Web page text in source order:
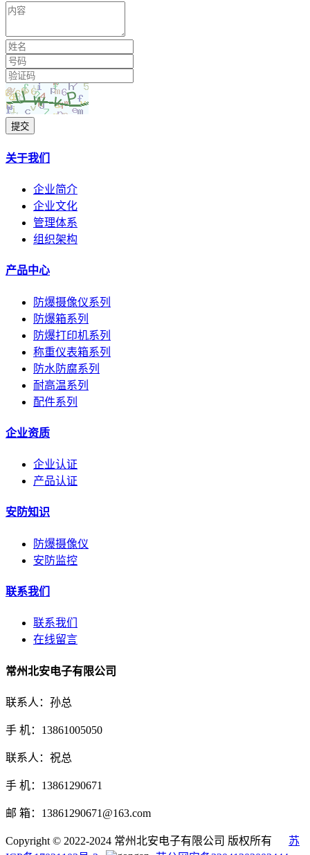
提交
关于我们
企业简介
企业文化
管理体系
组织架构
产品中心
防爆摄像仪系列
防爆箱系列
防爆打印机系列
称重仪表箱系列
防水防腐系列
耐高温系列
配件系列
企业资质
企业认证
产品认证
安防知识
防爆摄像仪
安防监控
联系我们
联系我们
在线留言
常州北安电子有限公司
联系人：孙总
手 机：13861005050
联系人：祝总
手 机：13861290671
邮 箱：13861290671@163.com
Copyright © 2022-2024 常州北安电子有限公司 版权所有 苏